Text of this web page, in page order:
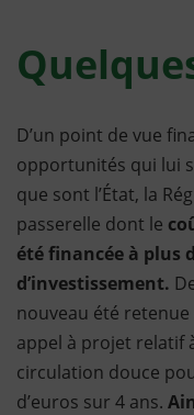
D’un point de vue
opportunités qui lui
que sont l’État, la
passerelle dont le
été financée à plus
d’investissement.
nouveau été retenue
appel à projet relatif
circulation douce
d’euros sur 4 ans.